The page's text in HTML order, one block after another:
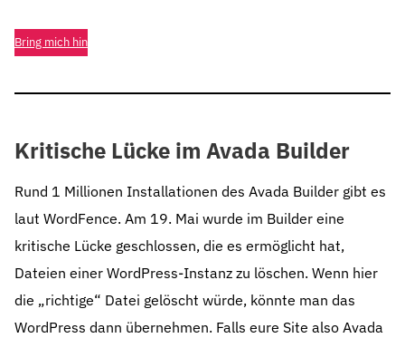
Bring mich hin
Kritische Lücke im Avada Builder
Rund 1 Millionen Installationen des Avada Builder gibt es
laut WordFence. Am 19. Mai wurde im Builder eine
kritische Lücke geschlossen, die es ermöglicht hat,
Dateien einer WordPress-Instanz zu löschen. Wenn hier
die „richtige“ Datei gelöscht würde, könnte man das
WordPress dann übernehmen. Falls eure Site also Avada